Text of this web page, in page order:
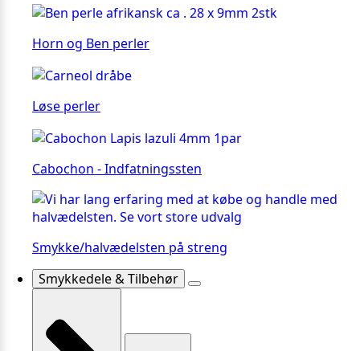
Horn og Ben perler
Løse perler
Cabochon - Indfatningssten
Smykke/halvædelsten på streng
Smykkedele & Tilbehør